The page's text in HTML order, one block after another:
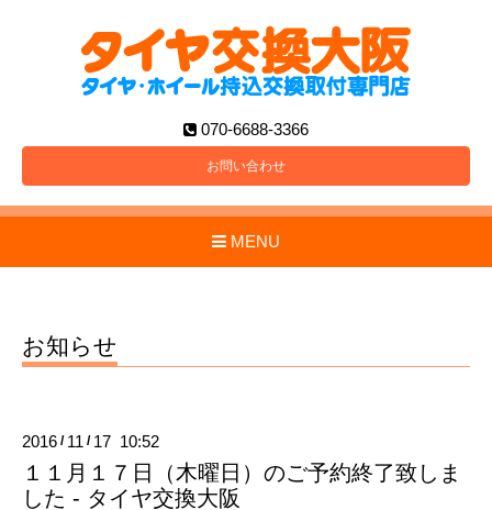
070-6688-3366
お問い合わせ
MENU
お知らせ
2016 / 11 / 17 10:52
１１月１７日（木曜日）のご予約終了致しま
した - タイヤ交換大阪